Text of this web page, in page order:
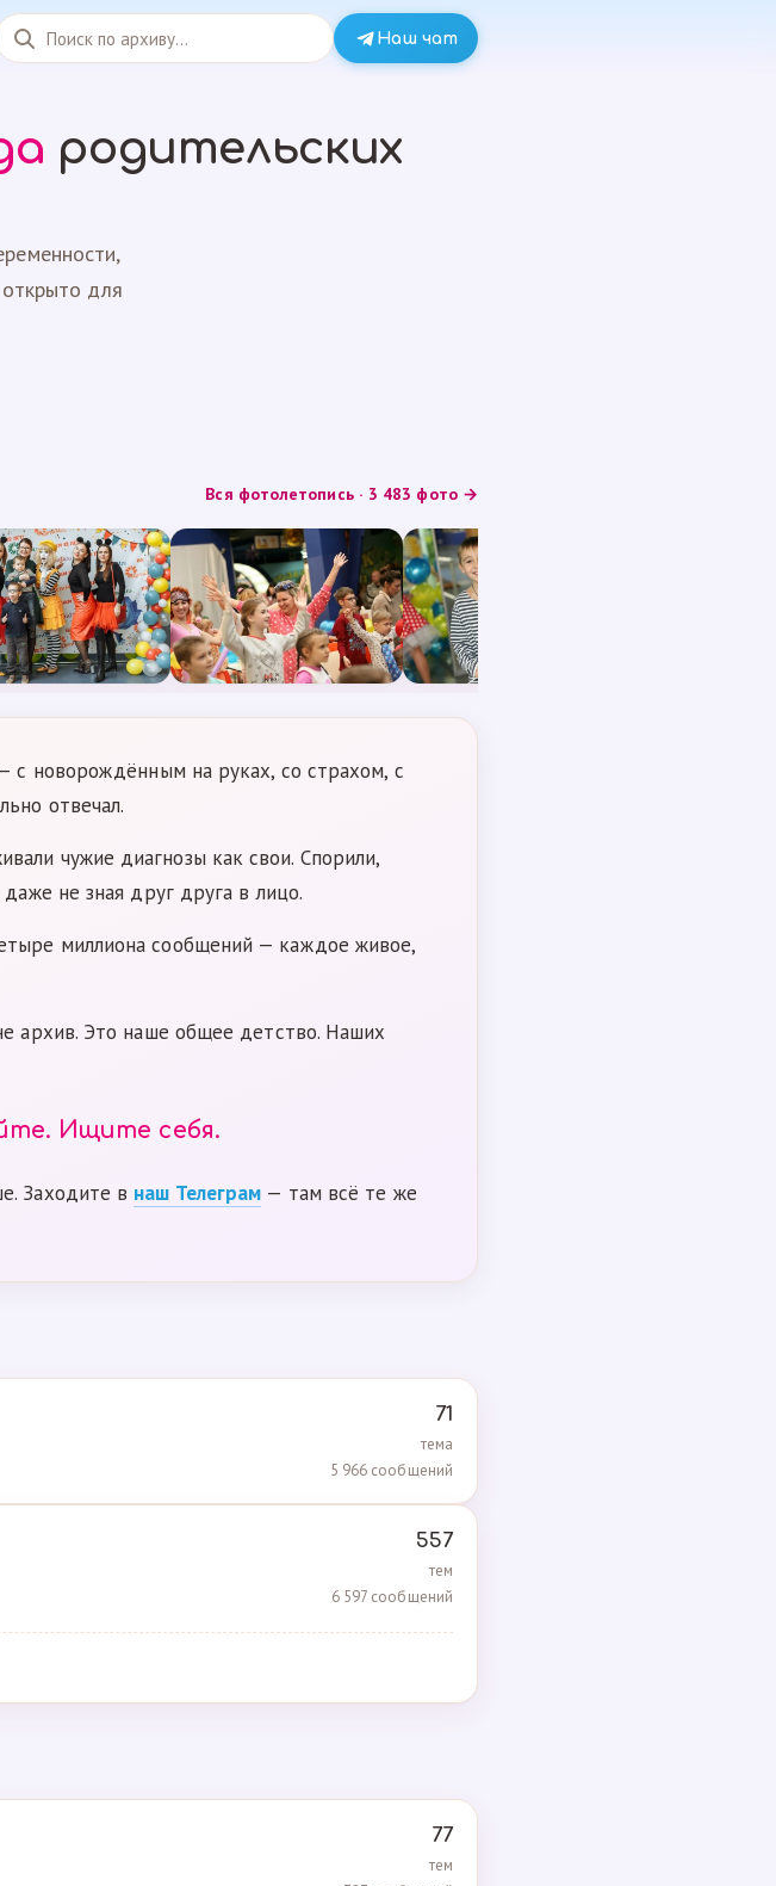
Наш чат
родительских
для
Вся фотолетопись · 3 483 фото →
с новорождённым на руках, со страхом, с
отвечал.
чужие диагнозы как свои. Спорили,
не зная друг друга в лицо.
миллиона сообщений — каждое живое,
архив. Это наше общее детство. Наших
Ищите себя.
Заходите в наш Телеграм — там всё те же
71
тема
5 966 сообщений
557
тем
6 597 сообщений
77
тем